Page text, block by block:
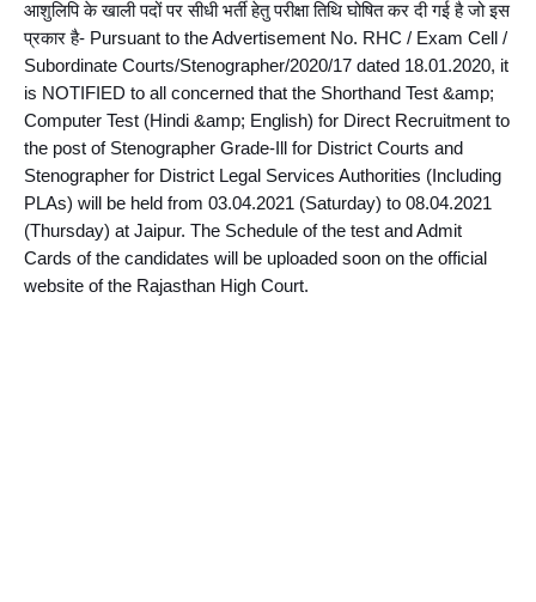
आशुलिपि के खाली पदों पर सीधी भर्ती हेतु परीक्षा तिथि घोषित कर दी गई है जो इस
प्रकार है- Pursuant to the Advertisement No. RHC / Exam Cell /
Subordinate Courts/Stenographer/2020/17 dated 18.01.2020, it
is NOTIFIED to all concerned that the Shorthand Test &amp;
Computer Test (Hindi &amp; English) for Direct Recruitment to
the post of Stenographer Grade-Ill for District Courts and
Stenographer for District Legal Services Authorities (Including
PLAs) will be held from 03.04.2021 (Saturday) to 08.04.2021
(Thursday) at Jaipur. The Schedule of the test and Admit
Cards of the candidates will be uploaded soon on the official
website of the Rajasthan High Court.